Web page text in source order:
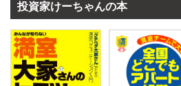
投資家けーちゃんの本